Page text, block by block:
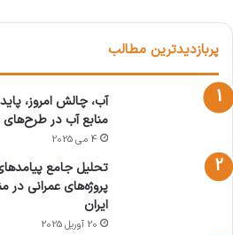
نهایت، آینده صنعت ساخت و
ساخت و ساز پایدار و استفاده
برای حفظ منابع طبیعی و
زیست‌محیطی خواهد بود.
ساخت و ساز پایدار
پربازدیدترین مطالب
آب، چالش امروز،
منابع آب در طرح‌های
4 می 2025
تحلیل جامع
پروژه‌های عمرانی
ایران
20 آوریل 2025